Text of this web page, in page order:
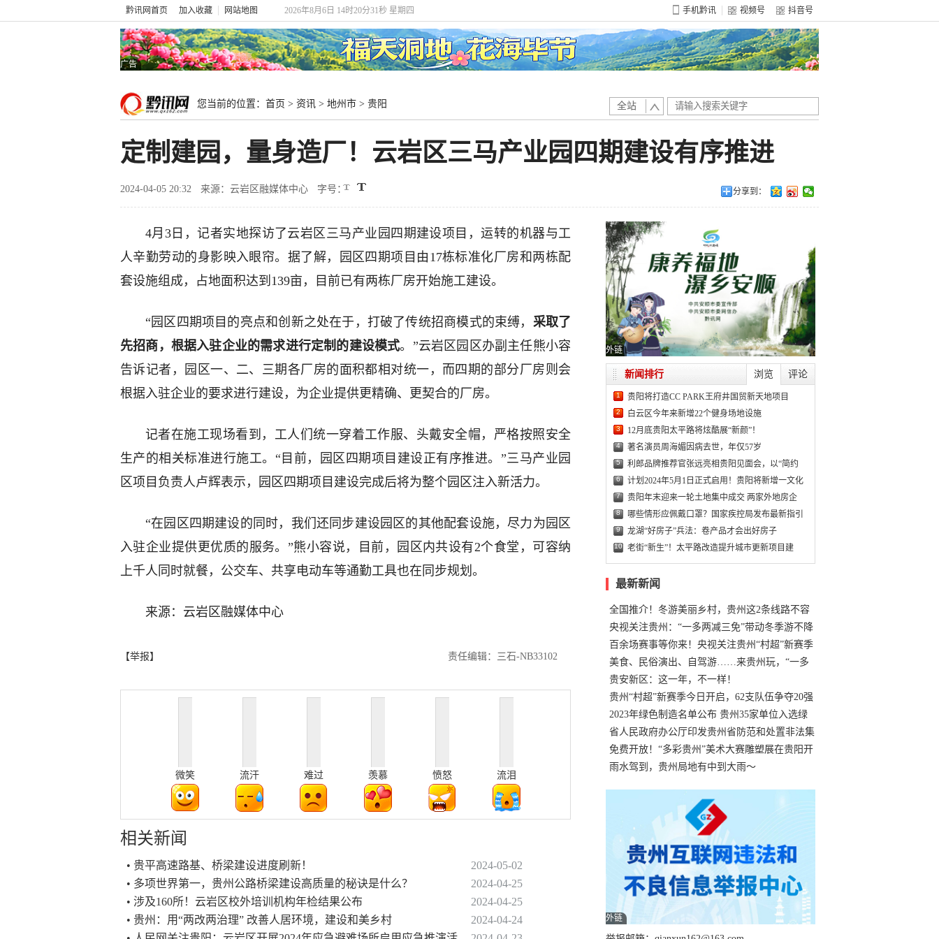
黔讯网首页 加入收藏 网站地图 2026年8月6日 14时20分32秒 星期四 手机黔讯 视频号 抖音号
广告
您当前的位置： 首页 > 资讯 > 地州市 > 贵阳 全站
定制建园，量身造厂！云岩区三马产业园四期建设有序推进
2024-04-05 20:32 来源：云岩区融媒体中心 字号： 分享到：
4月3日，记者实地探访了云岩区三马产业园四期建设项目，运转的机器与工
人辛勤劳动的身影映入眼帘。据了解，园区四期项目由17栋标准化厂房和两栋配
套设施组成，占地面积达到139亩，目前已有两栋厂房开始施工建设。
“园区四期项目的亮点和创新之处在于，打破了传统招商模式的束缚， 采取了
先招商，根据入驻企业的需求进行定制的建设模式。”云岩区园区办副主任熊小容
告诉记者，园区一、二、三期各厂房的面积都相对统一，而四期的部分厂房则会
根据入驻企业的要求进行建设，为企业提供更精确、更契合的厂房。
记者在施工现场看到，工人们统一穿着工作服、头戴安全帽，严格按照安全
生产的相关标准进行施工。“目前，园区四期项目建设正有序推进。”三马产业园
区项目负责人卢辉表示，园区四期项目建设完成后将为整个园区注入新活力。
“在园区四期建设的同时，我们还同步建设园区的其他配套设施，尽力为园区
入驻企业提供更优质的服务。”熊小容说，目前，园区内共设有2个食堂，可容纳
上千人同时就餐，公交车、共享电动车等通勤工具也在同步规划。
来源：云岩区融媒体中心
【举报】 责任编辑：三石-NB33102
微笑 流汗 难过 羡慕 愤怒 流泪
相关新闻
• 贵平高速路基、桥梁建设进度刷新！
2024-05-02
• 多项世界第一，贵州公路桥梁建设高质量的秘诀是什么？
2024-04-25
• 涉及160所！云岩区校外培训机构年检结果公布
2024-04-25
• 贵州：用“两改两治理” 改善人居环境，建设和美乡村
2024-04-24
外链
浏览 评论
新闻排行
1 贵阳将打造CC PARK王府井国贸新天地项目
2 白云区今年来新增22个健身场地设施
3 12月底贵阳太平路将炫酷展“新颜”！
4 著名演员周海媚因病去世，年仅57岁
5 利郎品牌推荐官张远亮相贵阳见面会，以“简约
6 计划2024年5月1日正式启用！贵阳将新增一文化
7 贵阳年末迎来一轮土地集中成交 两家外地房企
8 哪些情形应佩戴口罩？国家疾控局发布最新指引
9 龙湖“好房子”兵法：卷产品才会出好房子
10 老街“新生”！太平路改造提升城市更新项目建
最新新闻
全国推介！冬游美丽乡村，贵州这2条线路不容
错过
央视关注贵州：“一多两减三免”带动冬季游不降
温
百余场赛事等你来！央视关注贵州“村超”新赛季
正式“打响”
美食、民俗演出、自驾游……来贵州玩，“一多
两减三免”！
贵安新区：这一年，不一样！
贵州“村超”新赛季今日开启，62支队伍争夺20强
名额
2023年绿色制造名单公布 贵州35家单位入选绿
色工厂
省人民政府办公厅印发贵州省防范和处置非法集
资工作实施细则
免费开放！“多彩贵州”美术大赛雕塑展在贵阳开
展，持续至1月19日
雨水驾到，贵州局地有中到大雨～
外链